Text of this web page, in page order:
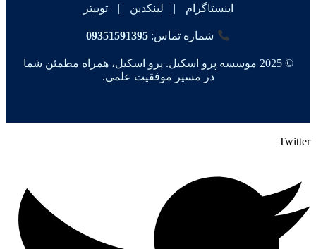
اینستاگرام لینکدین توییتر
شماره تماس:09351591395
© 2025 موسسه پرو اسکیل. پرو اسکیل، همراه مطمئن شما
در مسیر موفقیت علمی.
Twitter